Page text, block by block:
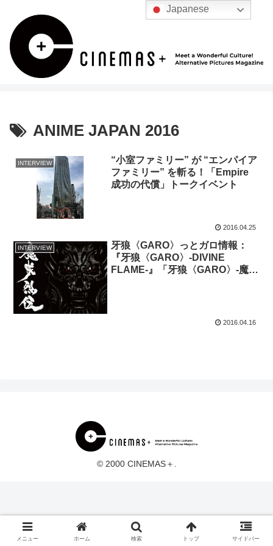
ANIME JAPAN 2016
INTERVIEW
“小室ファミリー” が “エンパイア
ファミリー” を斬る！「Empire
成功の代償」トークイベント
2016.04.25
INTERVIEW
牙狼〈GARO〉っとガロ情報：
『牙狼〈GARO〉-DIVINE
FLAME-』「牙狼〈GARO〉-魔戒
2016.04.16
© 2000 CINEMAS＋.
メニュー ホーム 検索 トップ サイドバー
Japanese